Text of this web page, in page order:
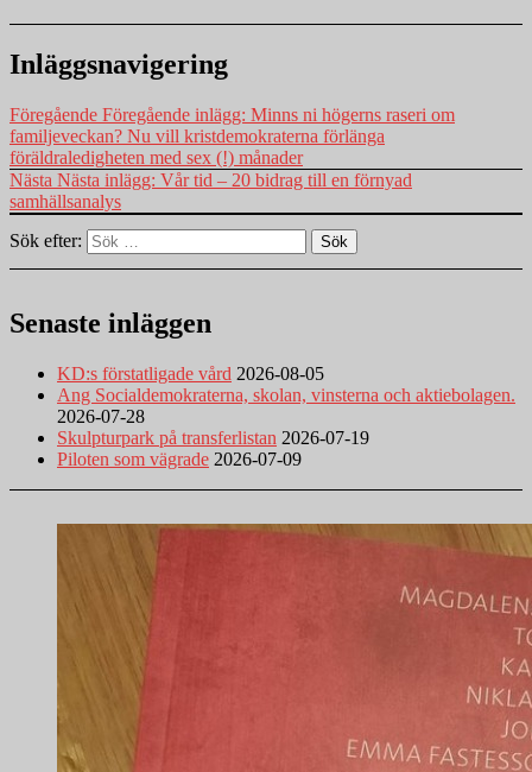
Inläggsnavigering
Föregående Föregående inlägg: Minns ni högerns raseri om
familjeveckan? Nu vill kristdemokraterna förlänga
föräldraledigheten med sex (!) månader
Nästa Nästa inlägg: Vår tid – 20 bidrag till en förnyad
samhällsanalys
Sök efter:
Sök
Senaste inläggen
KD:s förstatligade vård 2026-08-05
Ang Socialdemokraterna, skolan, vinsterna och aktiebolagen.
2026-07-28
Skulpturpark på transferlistan 2026-07-19
Piloten som vägrade 2026-07-09